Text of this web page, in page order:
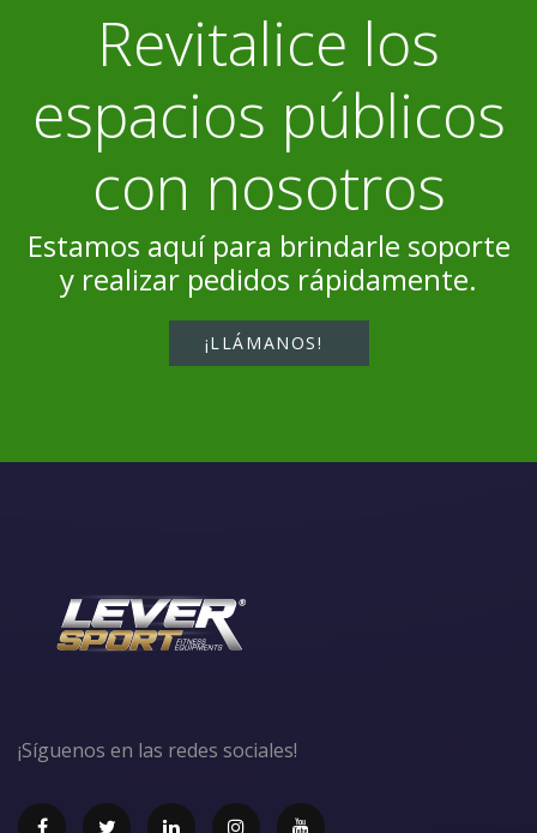
Revitalice los
espacios públicos
con nosotros
Estamos aquí para brindarle soporte
y realizar pedidos rápidamente.
¡LLÁMANOS!
¡Síguenos en las redes sociales!